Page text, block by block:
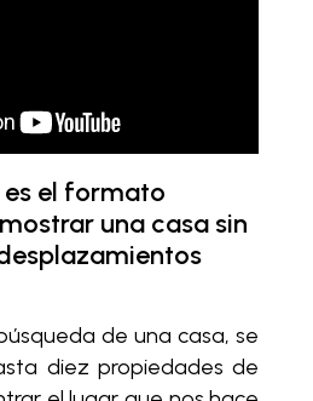
es el formato
una casa sin
de una casa, se
diez propiedades de